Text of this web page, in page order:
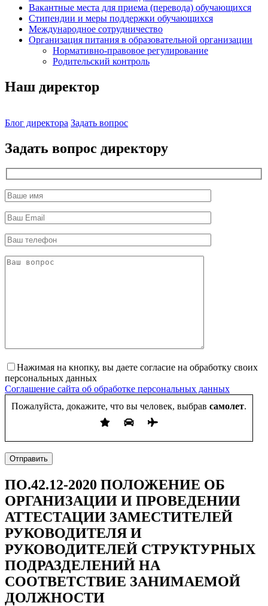
Вакантные места для приема (перевода) обучающихся
Стипендии и меры поддержки обучающихся
Международное сотрудничество
Организация питания в образовательной организации
Нормативно-правовое регулирование
Родительский контроль
Наш директор
Блог директора Задать вопрос
Задать вопрос директору
Нажимая на кнопку, вы даете согласие на обработку своих
персональных данных
Соглашение сайта об обработке персональных данных
Пожалуйста, докажите, что вы человек, выбрав самолет.
Отправить
ПО.42.12-2020 ПОЛОЖЕНИЕ ОБ
ОРГАНИЗАЦИИ И ПРОВЕДЕНИИ
АТТЕСТАЦИИ ЗАМЕСТИТЕЛЕЙ
РУКОВОДИТЕЛЯ И
РУКОВОДИТЕЛЕЙ СТРУКТУРНЫХ
ПОДРАЗДЕЛЕНИЙ НА
СООТВЕТСТВИЕ ЗАНИМАЕМОЙ
ДОЛЖНОСТИ